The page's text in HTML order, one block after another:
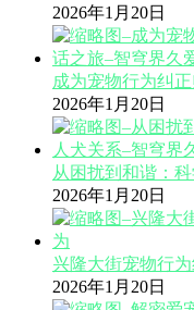
2026年1月20日
成为宠物行为纠
2026年1月20日
从困扰到和谐：
2026年1月20日
兴隆大街宠物行
2026年1月20日